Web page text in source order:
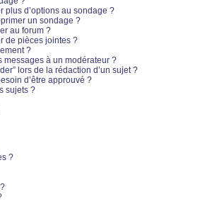
plus d’options au sondage ?
un sondage ?
au forum ?
de pièces jointes ?
?
messages à un modérateur ?
lors de la rédaction d’un sujet ?
d’être approuvé ?
sujets ?
?